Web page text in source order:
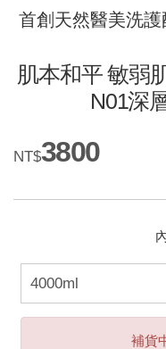
首創天然醫美洗
肌本和平 敏弱
N01深
NT$3800
補貨